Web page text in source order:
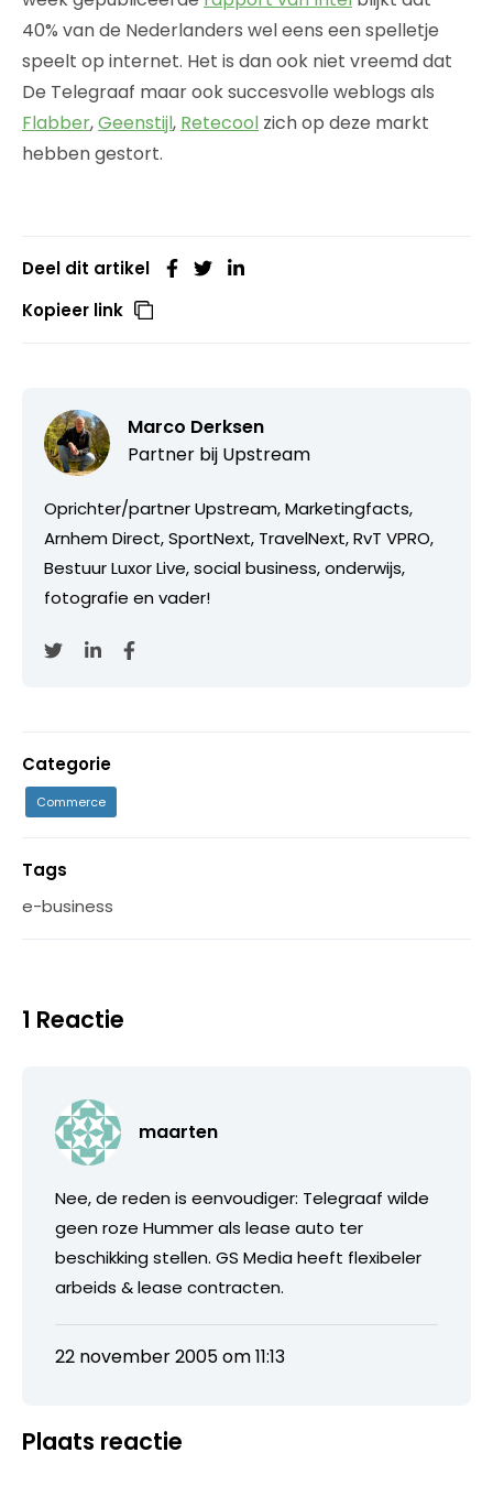
40% van de Nederlanders wel eens een spelletje
speelt op internet. Het is dan ook niet vreemd dat
De Telegraaf maar ook succesvolle weblogs als
Flabber,Geenstijl, Retecool zich op deze markt
hebben gestort.
Deel dit artikel
Kopieer link
Marco Derksen
Partner bij Upstream
Oprichter/partner Upstream, Marketingfacts,
Arnhem Direct, SportNext, TravelNext, RvT VPRO,
Bestuur Luxor Live, social business, onderwijs,
fotografie en vader!
Categorie
Commerce
Tags
e-business
1 Reactie
maarten
Nee, de reden is eenvoudiger: Telegraaf wilde
geen roze Hummer als lease auto ter
beschikking stellen. GS Media heeft flexibeler
arbeids & lease contracten.
22 november 2005 om 11:13
Plaats reactie